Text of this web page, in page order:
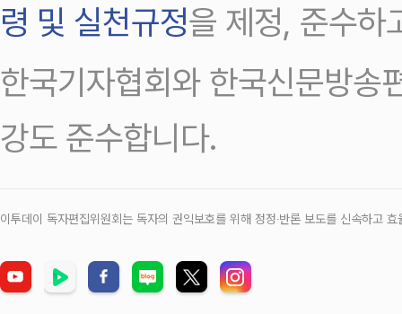
령 및 실천규정을 제정, 준수하
한국기자협회와 한국신문방송
강도 준수합니다.
이투데이 독자편집위원회는 독자의 권익보호를 위해 정정‧반론 보도를 신속하고